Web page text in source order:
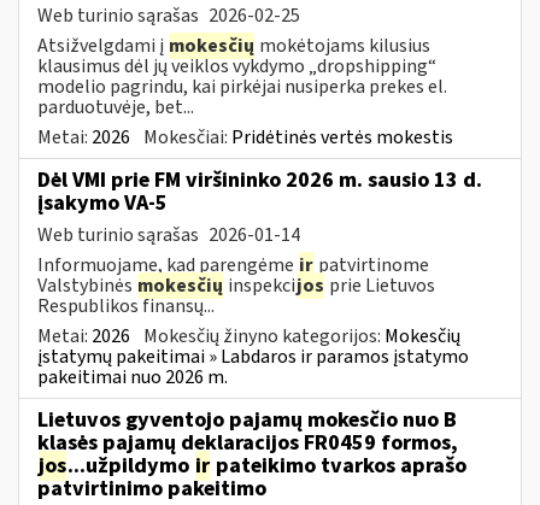
Web turinio sąrašas 2026-02-25
Atsižvelgdami į mokesčių mokėtojams kilusius
klausimus dėl jų veiklos vykdymo „dropshipping“
modelio pagrindu, kai pirkėjai nusiperka prekes el.
parduotuvėje, bet...
Metai: 2026 Mokesčiai: Pridėtinės vertės mokestis
Dėl VMI prie FM viršininko 2026 m. sausio 13 d.
įsakymo VA-5
Web turinio sąrašas 2026-01-14
Informuojame, kad parengėme ir patvirtinome
Valstybinės mokesčių inspekcijos prie Lietuvos
Respublikos finansų...
Metai: 2026 Mokesčių žinyno kategorijos: Mokesčių
įstatymų pakeitimai » Labdaros ir paramos įstatymo
pakeitimai nuo 2026 m.
Lietuvos gyventojo pajamų mokesčio nuo B
klasės pajamų deklaracijos FR0459 formos,
jos...užpildymo ir pateikimo tvarkos aprašo
patvirtinimo pakeitimo